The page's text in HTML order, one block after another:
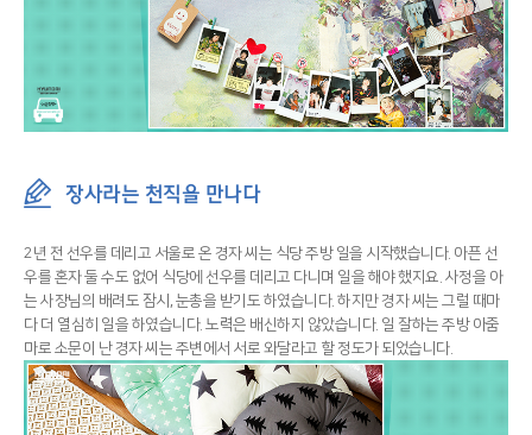
장사라는 천직을 만나다
2년 전 선우를 데리고 서울로 온 경자 씨는 식당 주방 일을 시작했습니다. 아픈 선
우를 혼자 둘 수도 없어 식당에 선우를 데리고 다니며 일을 해야 했지요. 사정을 아
는 사장님의 배려도 잠시, 눈총을 받기도 하였습니다. 하지만 경자 씨는 그럴 때마
다 더 열심히 일을 하였습니다. 노력은 배신하지 않았습니다. 일 잘하는 주방 아줌
마로 소문이 난 경자 씨는 주변에서 서로 와달라고 할 정도가 되었습니다.